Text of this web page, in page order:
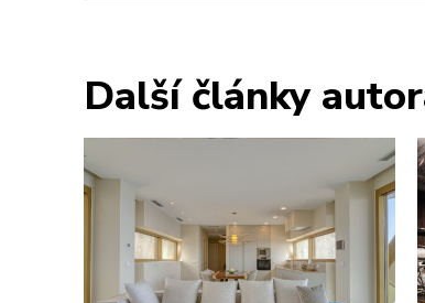
Další články